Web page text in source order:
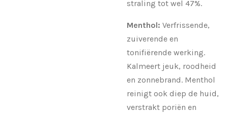
straling tot wel 47%.
Menthol: Verfrissende,
zuiverende en
tonifiërende werking.
Kalmeert jeuk, roodheid
en zonnebrand. Menthol
reinigt ook diep de huid,
verstrakt poriën en